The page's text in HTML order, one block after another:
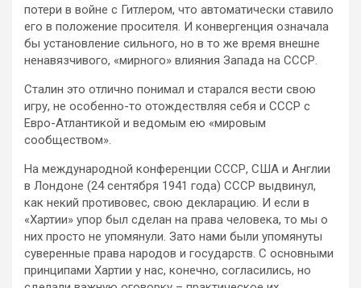
потери в войне с Гитлером, что автоматически ставило
его в положение просителя. И конвергенция означала
бы установление сильного, но в то же время внешне
ненавязчивого, «мирного» влияния Запада на СССР.
Сталин это отлично понимал и старался вести свою
игру, не особенно-то отождествляя себя и СССР с
Евро-Атлантикой и ведомым ею «мировым
сообществом».
На международной конференции СССР, США и Англии
в Лондоне (24 сентября 1941 года) СССР выдвинул,
как некий противовес, свою декларацию. И если в
«Хартии» упор был сделан на права человека, то мы о
них просто не упомянули. Зато нами были упомянуты
суверенные права народов и государств. С основными
принципами Хартии у нас, конечно, согласились, но